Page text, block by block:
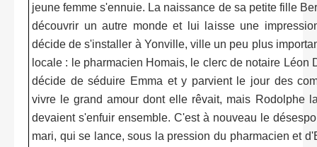
jeune femme s'ennuie. La naissance de sa petite fille
découvrir un autre monde et lui laisse une
décide de s'installer à Yonville, ville un peu plus
locale : le pharmacien Homais, le clerc de notaire Léon
décide de séduire Emma et y parvient le jour des
vivre le grand amour dont elle rêvait, mais Rodolphe
devaient s'enfuir ensemble. C'est à nouveau le
mari, qui se lance, sous la pression du pharmacien et